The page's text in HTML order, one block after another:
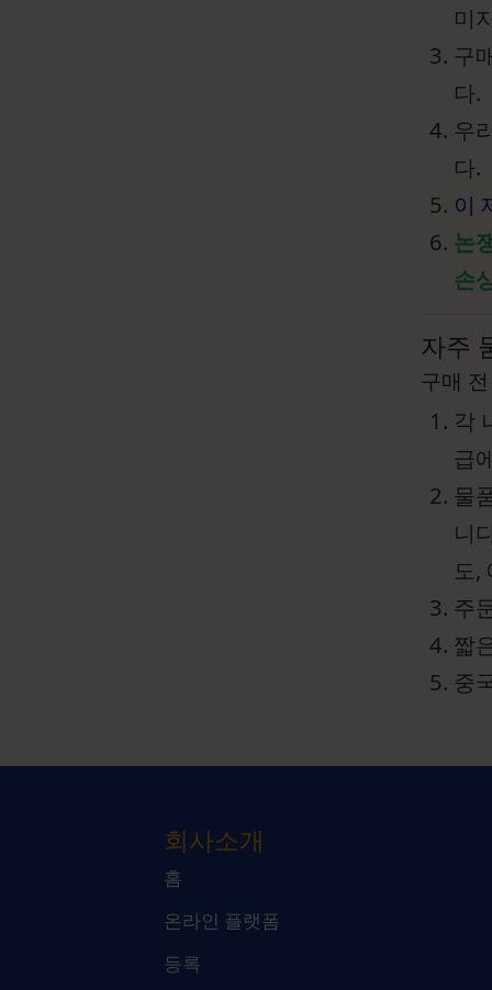
미
구
다.
우
다.
이
논
손
자주
구매
각
급
물
니
도,
주
짧
중
회사소개
홈
온라인 플랫폼
등록